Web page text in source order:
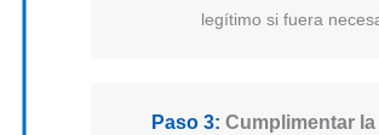
legítimo si fuera
Paso 3: Cumplimentar